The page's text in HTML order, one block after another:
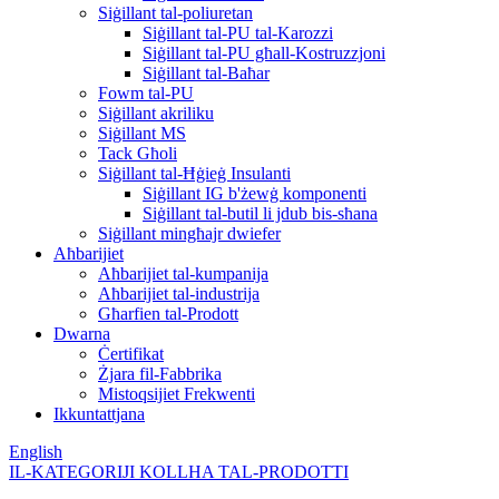
Siġillant tal-poliuretan
Siġillant tal-PU tal-Karozzi
Siġillant tal-PU għall-Kostruzzjoni
Siġillant tal-Baħar
Fowm tal-PU
Siġillant akriliku
Siġillant MS
Tack Għoli
Siġillant tal-Ħġieġ Insulanti
Siġillant IG b'żewġ komponenti
Siġillant tal-butil li jdub bis-sħana
Siġillant mingħajr dwiefer
Aħbarijiet
Aħbarijiet tal-kumpanija
Aħbarijiet tal-industrija
Għarfien tal-Prodott
Dwarna
Ċertifikat
Żjara fil-Fabbrika
Mistoqsijiet Frekwenti
Ikkuntattjana
English
IL-KATEGORIJI KOLLHA TAL-PRODOTTI